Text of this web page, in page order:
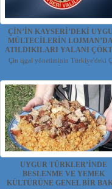
ÇİN’İN KAYSERİ’DEKİ
MÜLTECİLERİN
ATILDIKILARI YALANI
Çin işgal yönetiminin Türkiye'deki
propagandası yapmak...
UYGUR TÜRKLER’İNDE
BESLENME VE YEMEK
KÜLTÜRÜNE GENEL BİR